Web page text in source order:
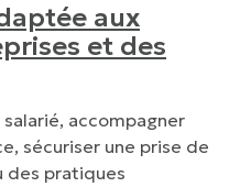
aux
et des
accompagner
sécuriser une prise de
des pratiques